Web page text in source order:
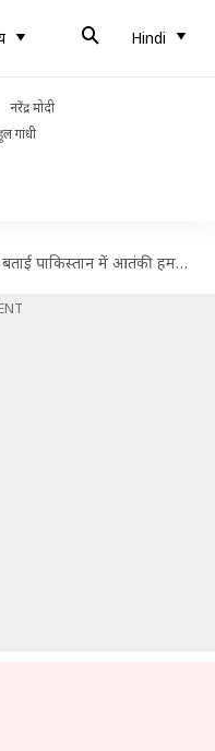
Hindi
नरेंद्र मोदी
गांधी
में आतंकी हमले की पूरी कहानी, कहा- ड्राइवर ने बचाई थी जान